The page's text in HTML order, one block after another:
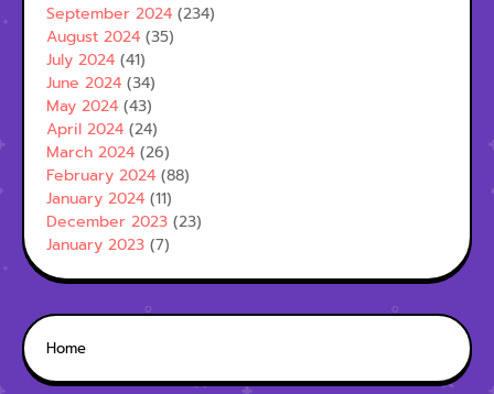
September 2024 (234)
August 2024 (35)
July 2024 (41)
June 2024 (34)
May 2024 (43)
April 2024 (24)
March 2024 (26)
February 2024 (88)
January 2024 (11)
December 2023 (23)
January 2023 (7)
Home